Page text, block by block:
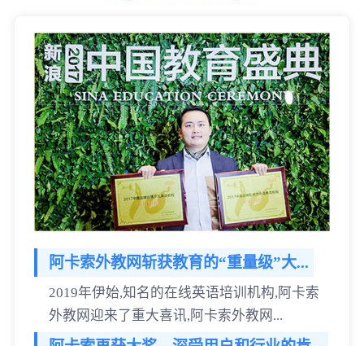
阿卡索外教网斩获教育的“重量级”大...
2019年伊始,知名的在线英语培训机构,阿卡索
外教网迎来了重大喜讯,阿卡索外教网...